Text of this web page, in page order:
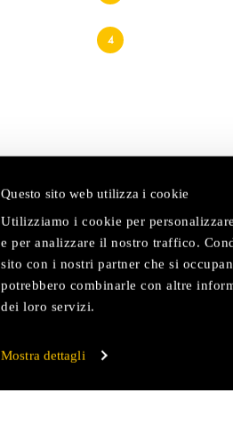
Questo sito web utilizza i cookie
Utilizziamo i cookie per
e per analizzare il nostro traffico.
sito con i nostri partner che si
potrebbero combinarle con altre
dei loro servizi.
Mostra dettagli
4